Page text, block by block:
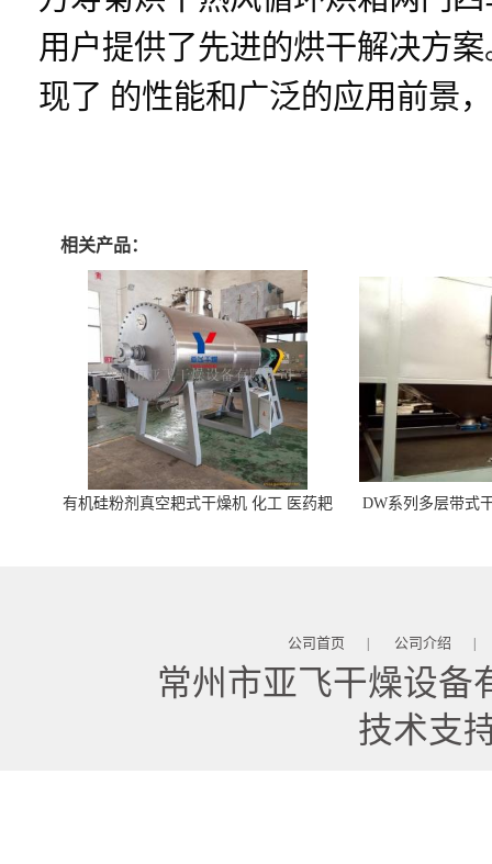
用户提供了先进的烘干解决方
现了 的性能和广泛的应用前景
相关产品：
有机硅粉剂真空耙式干燥机 化工 医药耙
DW系列多层带式
公司首页 | 公司介绍 |
常州市亚飞干燥设备
技术支